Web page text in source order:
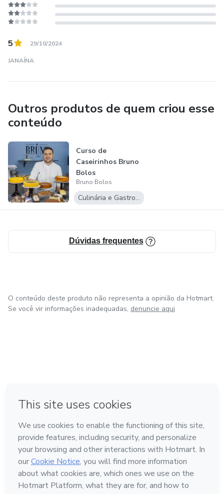
5 29/10/2024
JANAÍNA
Outros produtos de quem criou esse
conteúdo
Curso de
Caseirinhos Bruno
Bolos
Bruno Bolos
Culinária e Gastronomia
Dúvidas frequentes
O conteúdo deste produto não representa a opinião da Hotmart.
Se você vir informações inadequadas, denuncie aqui
Feito com ❤ em Bogotá
Conheça a Hotmart
Idioma